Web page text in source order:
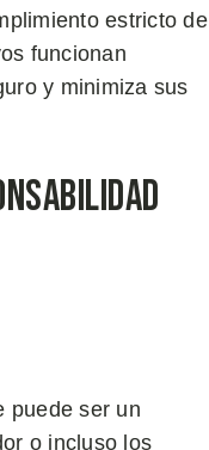
estricto de
funcionan
y minimiza sus
puede ser un
o incluso los